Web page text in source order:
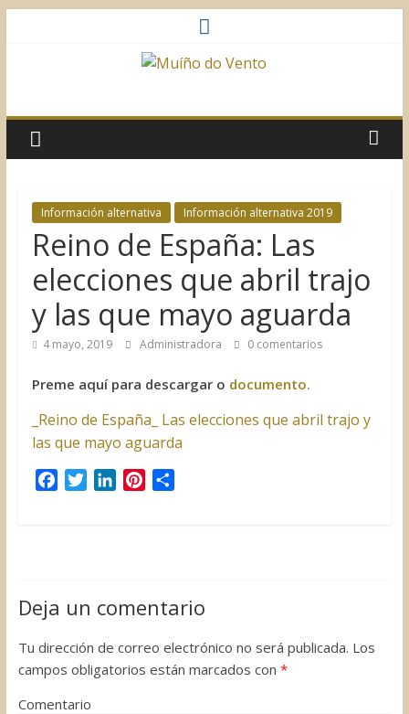
do
Vento
Asociación
Sociocultural
Información alternativa Información alternativa 2019
Reino de España: Las
elecciones que abril trajo
y las que mayo aguarda
4 mayo, 2019 Administradora 0 comentarios
Preme aquí para descargar o documento.
_Reino de España_ Las elecciones que abril trajo y
las que mayo aguarda
o
r
I
e
t
t
r
Deja un comentario
Tu dirección de correo electrónico no será publicada. Los
campos obligatorios están marcados con *
Comentario